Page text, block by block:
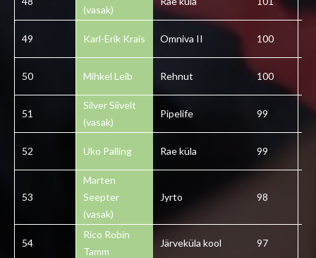
(vasak)
49 Karl-Erik Krais Omniva II 100
50 Mihkel Leib Rehnut 100
51
Silver Siivelt
(vasak)
Pipelife 99 51
52 Uko Palling Rae küla 99
53
Marten
Seepter
(vasak)
Jyrto 98
54
Rico Robin
Tamm
Järveküla kool 97